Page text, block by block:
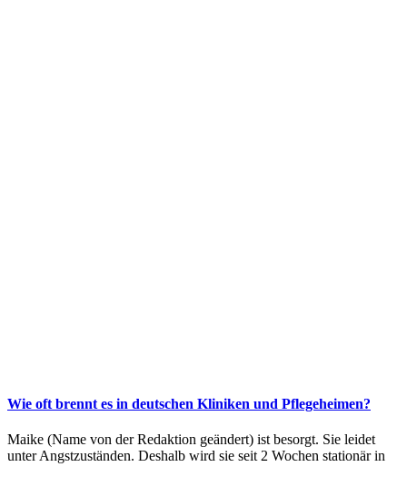
Wie oft brennt es in deutschen Kliniken und Pflegeheimen?
Maike (Name von der Redaktion geändert) ist besorgt. Sie leidet
unter Angstzuständen. Deshalb wird sie seit 2 Wochen stationär in